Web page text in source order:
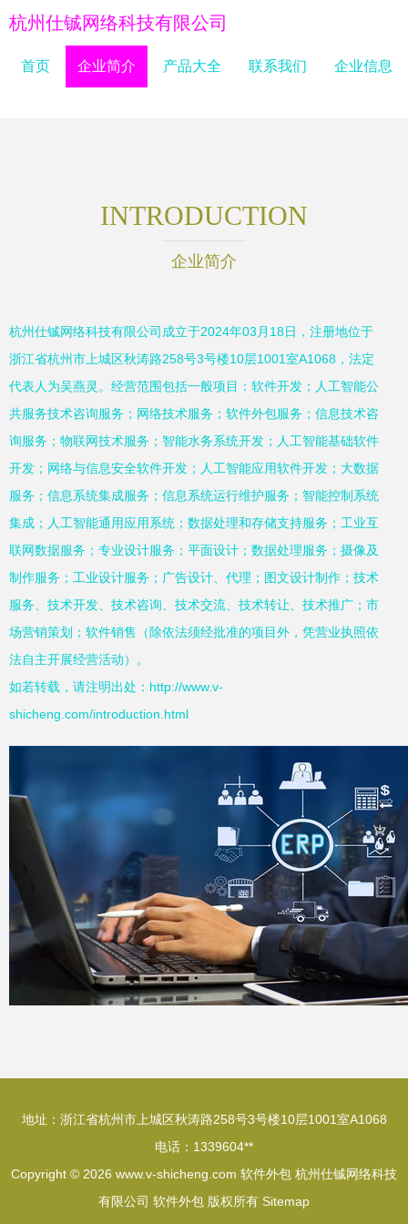
杭州仕铖网络科技有限公司
首页 企业简介 产品大全 联系我们 企业信息
INTRODUCTION
企业简介
杭州仕铖网络科技有限公司成立于2024年03月18日，注册地位于
浙江省杭州市上城区秋涛路258号3号楼10层1001室A1068，法定
代表人为吴燕灵。经营范围包括一般项目：软件开发；人工智能公
共服务技术咨询服务；网络技术服务；软件外包服务；信息技术咨
询服务；物联网技术服务；智能水务系统开发；人工智能基础软件
开发；网络与信息安全软件开发；人工智能应用软件开发；大数据
服务；信息系统集成服务；信息系统运行维护服务；智能控制系统
集成；人工智能通用应用系统；数据处理和存储支持服务；工业互
联网数据服务；专业设计服务；平面设计；数据处理服务；摄像及
制作服务；工业设计服务；广告设计、代理；图文设计制作；技术
服务、技术开发、技术咨询、技术交流、技术转让、技术推广；市
场营销策划；软件销售（除依法须经批准的项目外，凭营业执照依
法自主开展经营活动）。
如若转载，请注明出处：http://www.v-
shicheng.com/introduction.html
地址：浙江省杭州市上城区秋涛路258号3号楼10层1001室A1068
电话：1339604**
Copyright © 2026 www.v-shicheng.com 软件外包 杭州仕铖网络科技
有限公司 软件外包 版权所有 Sitemap